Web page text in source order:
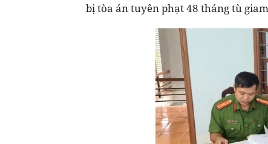
bị tòa án tuyên phạt 48 tháng tù